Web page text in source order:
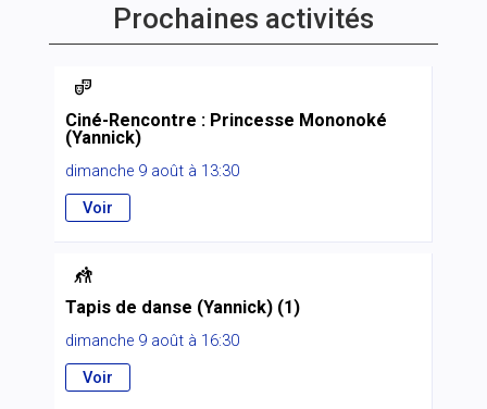
Prochaines activités

Ciné-Rencontre : Princesse Mononoké
(Yannick)
dimanche 9 août à 13:30
Voir

Tapis de danse (Yannick) (1)
dimanche 9 août à 16:30
Voir